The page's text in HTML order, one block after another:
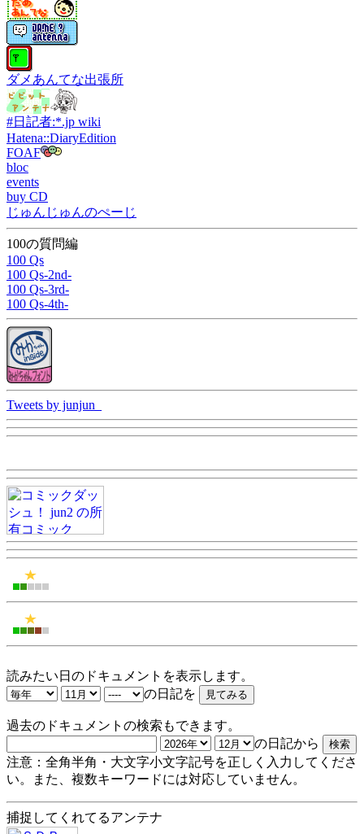
ダメあんてな出張所
#日記者:*.jp wiki
Hatena::DiaryEdition
FOAF
bloc
events
buy CD
じゅんじゅんのぺーじ
100の質問編
100 Qs
100 Qs-2nd-
100 Qs-3rd-
100 Qs-4th-
Tweets by junjun_
読みたい日のドキュメントを表示します。
の日記を
過去のドキュメントの検索もできます。
の日記から
注意：全角半角・大文字小文字記号を正しく入力してくださ
い。また、複数キーワードには対応していません。
捕捉してくれてるアンテナ